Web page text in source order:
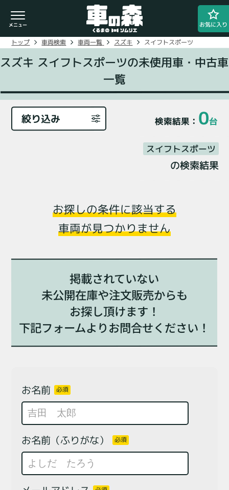
お気に入り
車検・整備のお問い合わせ
0800-080-1777
ご希望の店舗をタップしてください。
閉じる
トップ 車両検索 車両一覧 スズキ スイフトスポーツ
スズキ スイフトスポーツの未使用車・中古車
一覧
絞り込み 検索結果： 0台
スイフトスポーツ
の検索結果
お探しの条件に該当する
車両が見つかりません
掲載されていない
未公開在庫や注文販売からも
お探し頂けます！
下記フォームよりお問合せください！
お名前 必須
お名前（ふりがな） 必須